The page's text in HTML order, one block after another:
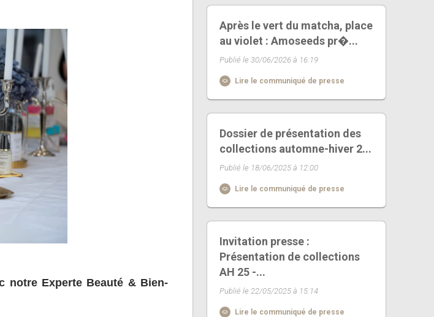
notre Experte Beauté & Bien-
Après le vert du matcha, place
au violet : Amoseeds pr�...
Publié le 30/06/2026 à 16:19
Lire le communiqué de presse
Dossier de présentation des
collections automne-hiver 2...
Publié le 18/06/2025 à 12:00
Lire le communiqué de presse
Invitation presse :
Présentation de collections
AH 25 -...
Publié le 22/05/2025 à 15:14
Lire le communiqué de presse